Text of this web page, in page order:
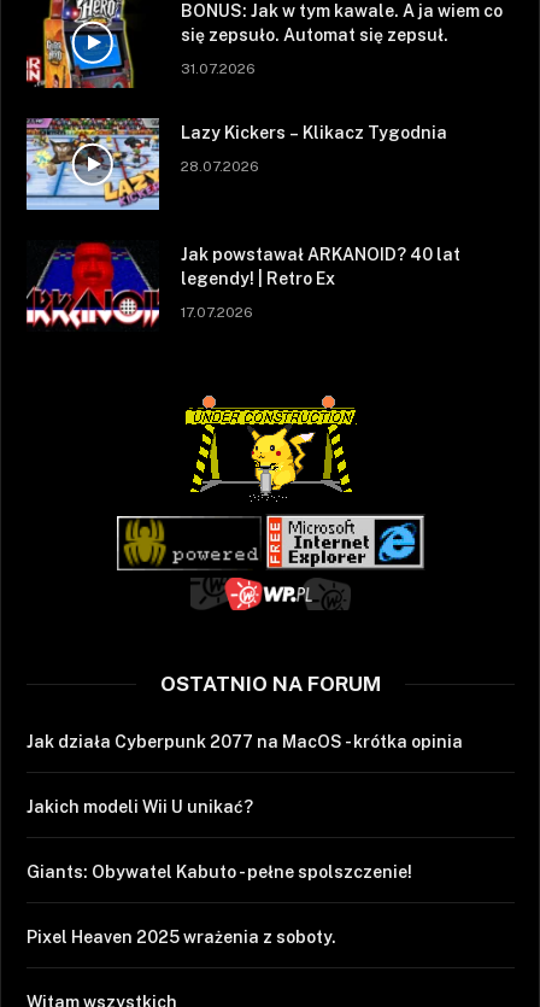
BONUS: Jak w tym kawale. A ja wiem co
się zepsuło. Automat się zepsuł.
31.07.2026
Lazy Kickers – Klikacz Tygodnia
28.07.2026
Jak powstawał ARKANOID? 40 lat
legendy! | Retro Ex
17.07.2026
OSTATNIO NA FORUM
Jak działa Cyberpunk 2077 na MacOS - krótka opinia
Jakich modeli Wii U unikać?
Giants: Obywatel Kabuto - pełne spolszczenie!
Pixel Heaven 2025 wrażenia z soboty.
Witam wszystkich